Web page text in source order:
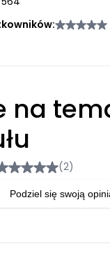
na
(2)
Podziel się swoją